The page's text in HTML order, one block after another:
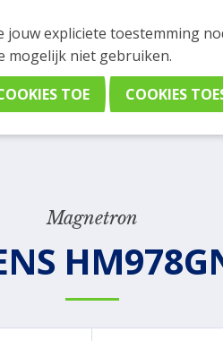
Vergelijk eenvoudig
Magnetron
expliciete toestemming
mogelijk niet gebruiken.